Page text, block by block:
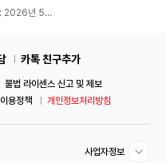
: 2026년 5월
카톡 친구추가
불법 라이센스 신고 및 제보
용정책 개인정보처리방침
사업자정보